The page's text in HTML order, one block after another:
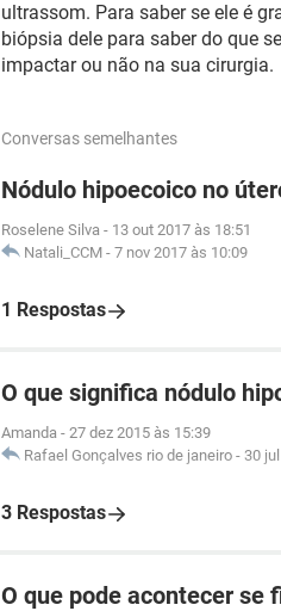
ultrassom. Para saber se ele é
biópsia dele para saber do que
impactar ou não na sua cirurgia.
Conversas semelhantes
Nódulo hipoecoico no
Roselene Silva - 13 out 2017 às 18:51
Natali_CCM - 7 nov 2017 às 10:09
1 Respostas
O que significa nódulo
Amanda - 27 dez 2015 às 15:39
Rafael Gonçalves rio de janeiro - 30
3 Respostas
O que pode acontecer se